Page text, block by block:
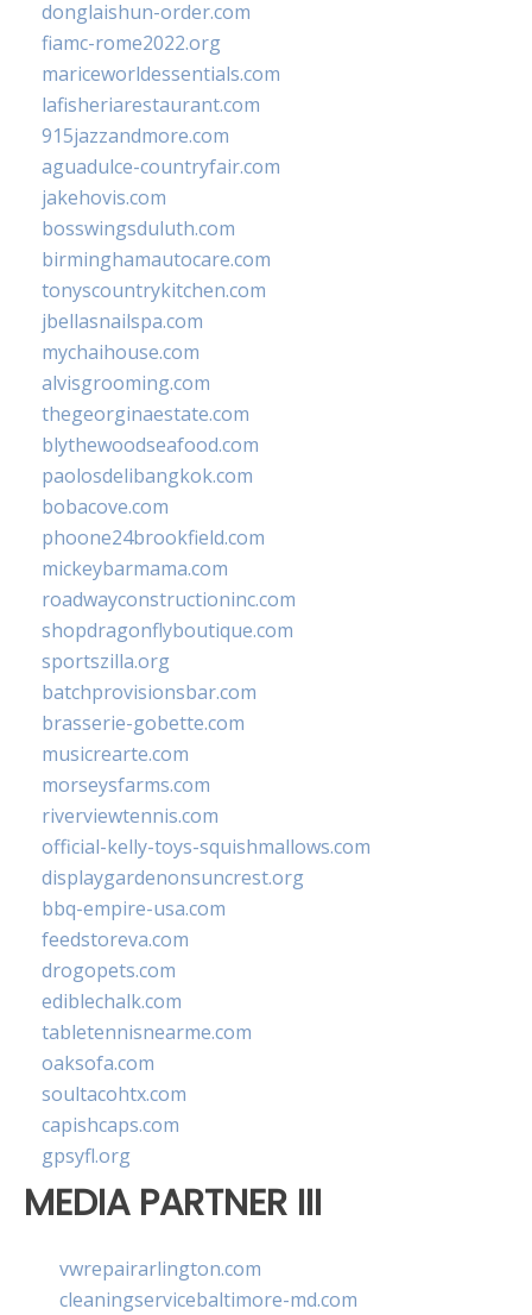
donglaishun-order.com
fiamc-rome2022.org
mariceworldessentials.com
lafisheriarestaurant.com
915jazzandmore.com
aguadulce-countryfair.com
jakehovis.com
bosswingsduluth.com
birminghamautocare.com
tonyscountrykitchen.com
jbellasnailspa.com
mychaihouse.com
alvisgrooming.com
thegeorginaestate.com
blythewoodseafood.com
paolosdelibangkok.com
bobacove.com
phoone24brookfield.com
mickeybarmama.com
roadwayconstructioninc.com
shopdragonflyboutique.com
sportszilla.org
batchprovisionsbar.com
brasserie-gobette.com
musicrearte.com
morseysfarms.com
riverviewtennis.com
official-kelly-toys-squishmallows.com
displaygardenonsuncrest.org
bbq-empire-usa.com
feedstoreva.com
drogopets.com
ediblechalk.com
tabletennisnearme.com
oaksofa.com
soultacohtx.com
capishcaps.com
gpsyfl.org
MEDIA PARTNER III
vwrepairarlington.com
cleaningservicebaltimore-md.com